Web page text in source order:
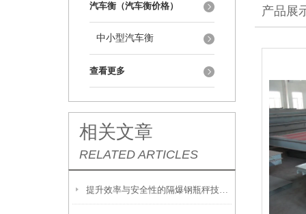
汽车衡（汽车衡价格）
中小型汽车衡
查看更多
相关文章
RELATED ARTICLES
提升效率与安全性的隔爆钢瓶秤技术解析
产品展